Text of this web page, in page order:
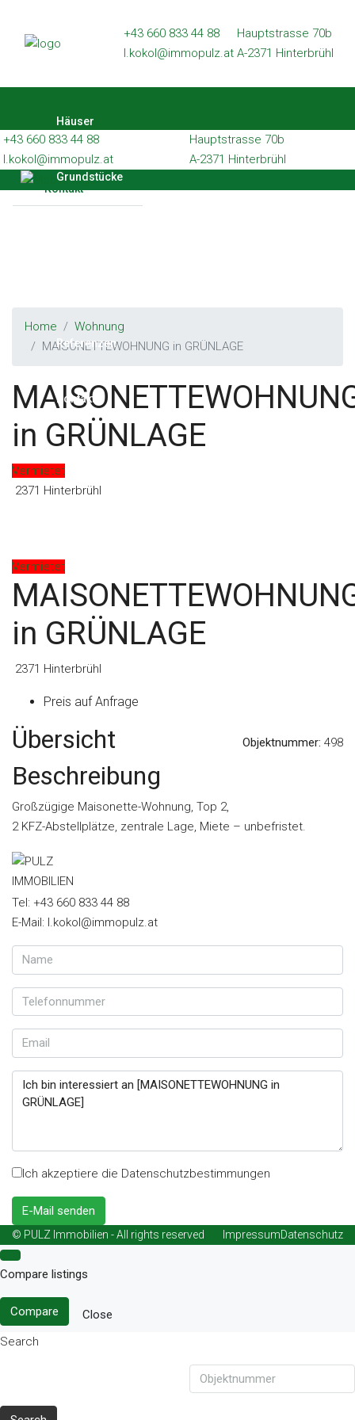
Wohnungen
Gewerbe
Referenzen
Kontakt
+43 660 833 44 88
l.kokol@immopulz.at
Hauptstrasse 70b
A-2371 Hinterbrühl
Häuser
Grundstücke
Referenzen
Kontakt
+43 660 833 44 88
l.kokol@immopulz.at
Hauptstrasse 70b
A-2371 Hinterbrühl
Home
Wohnung
MAISONETTEWOHNUNG in GRÜNLAGE
in GRÜNLAGE
Vermietet
2371 Hinterbrühl
Vermietet
in GRÜNLAGE
2371 Hinterbrühl
Preis auf Anfrage
Übersicht Objektnummer: 498
Beschreibung
Großzügige Maisonette-Wohnung, Top 2,
2 KFZ-Abstellplätze, zentrale Lage, Miete – unbefristet.
Tel: +43 660 833 44 88
E-Mail: l.kokol@immopulz.at
Ich akzeptiere die Datenschutzbestimmungen
E-Mail senden
© PULZ Immobilien - All rights reserved ImpressumDatenschutz
Compare listings
Compare
Close
Search